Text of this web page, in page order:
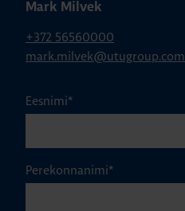
Mark Milvek
+372 56560000
mark.milvek@utugroup.com
Eesnimi*
Perekonnanimi*